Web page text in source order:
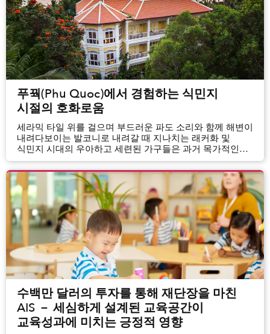
푸꿕(Phu Quoc)에서 경험하는 식민지
시절의 호화로움
세라믹 타일 위를 걸으며 부드러운 파도 소리와 함께 해변이
내려다보이는 발코니로 내려갈 때 지나치는 래커화 및
식민지 시대의 우아하고 세련된 가구들은 과거 목가적인
시대로 돌아간 듯한 느낌이 들게 만든다.
수백만 달러의 투자를 통해 재단장을 마친
AIS － 세심하게 설계된 교육공간이
교육성과에 미치는 긍정적 영향